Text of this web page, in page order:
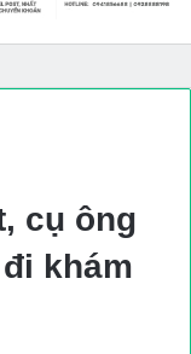
cụ ông
khám